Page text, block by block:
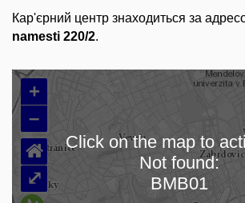
Кар'єрний центр знаходиться за
namesti 220/2.
+
–
⌂
⤢
Click on the map to
Not found:
BMB01